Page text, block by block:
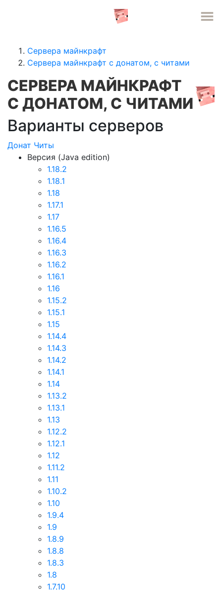
Сервера майнкрафт
Сервера майнкрафт с донатом, c читами
СЕРВЕРА МАЙНКРАФТ
С ДОНАТОМ, C ЧИТАМИ
Варианты серверов
Донат Читы
Версия (Java edition)
1.18.2
1.18.1
1.18
1.17.1
1.17
1.16.5
1.16.4
1.16.3
1.16.2
1.16.1
1.16
1.15.2
1.15.1
1.15
1.14.4
1.14.3
1.14.2
1.14.1
1.14
1.13.2
1.13.1
1.13
1.12.2
1.12.1
1.12
1.11.2
1.11
1.10.2
1.10
1.9.4
1.9
1.8.9
1.8.8
1.8.3
1.8
1.7.10